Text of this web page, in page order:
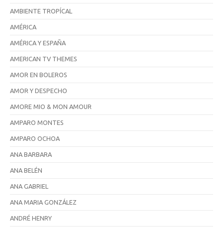
AMBIENTE TROPÍCAL
AMÉRICA
AMÉRICA Y ESPAÑA
AMERICAN TV THEMES
AMOR EN BOLEROS
AMOR Y DESPECHO
AMORE MIO & MON AMOUR
AMPARO MONTES
AMPARO OCHOA
ANA BARBARA
ANA BELÉN
ANA GABRIEL
ANA MARIA GONZÁLEZ
ANDRÉ HENRY